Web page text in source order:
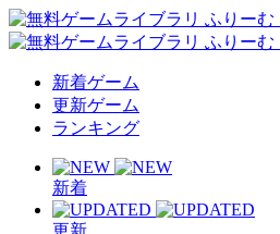
新着ゲーム
更新ゲーム
ランキング
新着
更新